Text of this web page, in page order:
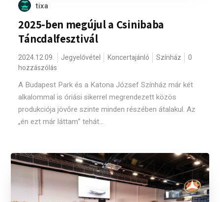
tixa
2025-ben megújul a Csinibaba
Táncdalfesztivál
2024.12.09. Jegyelővétel Koncertajánló Színház
0
hozzászólás
A Budapest Park és a Katona József Színház már két
alkalommal is óriási sikerrel megrendezett közös
produkciója jövőre szinte minden részében átalakul. Az
„én ezt már láttam” tehát...